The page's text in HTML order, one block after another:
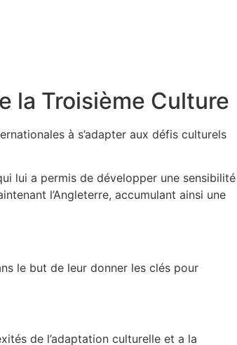
la Troisième Culture
à s’adapter aux défis culturels
lui a permis de développer une sensibilité
l’Angleterre, accumulant ainsi une
le but de leur donner les clés pour
de l’adaptation culturelle et a la